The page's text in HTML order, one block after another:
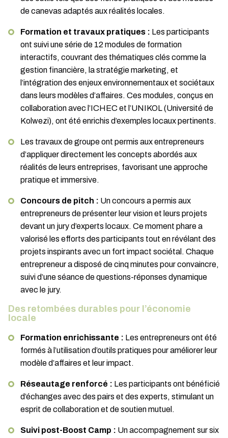
de canevas adaptés aux réalités locales.
Formation et travaux pratiques : Les participants
ont suivi une série de 12 modules de formation
interactifs, couvrant des thématiques clés comme la
gestion financière, la stratégie marketing, et
l’intégration des enjeux environnementaux et sociétaux
dans leurs modèles d’affaires. Ces modules, conçus en
collaboration avec l’ICHEC et l’UNIKOL (Université de
Kolwezi), ont été enrichis d’exemples locaux pertinents.
Les travaux de groupe ont permis aux entrepreneurs
d’appliquer directement les concepts abordés aux
réalités de leurs entreprises, favorisant une approche
pratique et immersive.
Concours de pitch : Un concours a permis aux
entrepreneurs de présenter leur vision et leurs projets
devant un jury d’experts locaux. Ce moment phare a
valorisé les efforts des participants tout en révélant des
projets inspirants avec un fort impact sociétal. Chaque
entrepreneur a disposé de cinq minutes pour convaincre,
suivi d’une séance de questions-réponses dynamique
avec le jury.
Des retombées durables pour l’économie
locale
Formation enrichissante : Les entrepreneurs ont été
formés à l’utilisation d’outils pratiques pour améliorer leur
modèle d’affaires et leur impact.
Réseautage renforcé : Les participants ont bénéficié
d’échanges avec des pairs et des experts, stimulant un
esprit de collaboration et de soutien mutuel.
Suivi post-Boost Camp : Un accompagnement sur six